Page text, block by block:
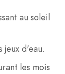
au soleil
d'eau.
les mois